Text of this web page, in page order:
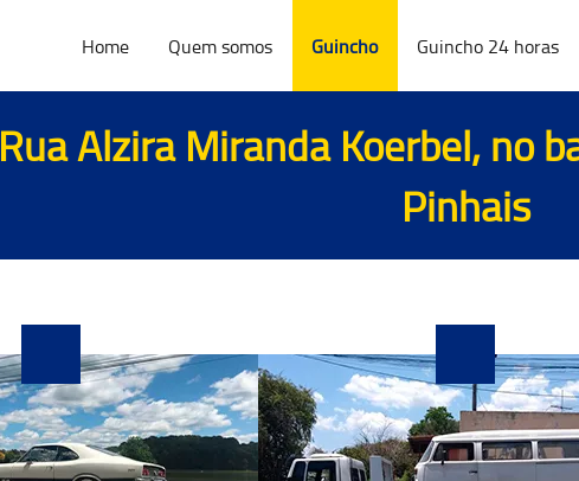
Home Quem somos Guincho Guincho 24 horas
Rua Alzira Miranda Koerbel, no
Pinhais